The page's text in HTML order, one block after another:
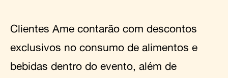
Clientes Ame contarão com descontos
exclusivos no consumo de alimentos e
bebidas dentro do evento, além de